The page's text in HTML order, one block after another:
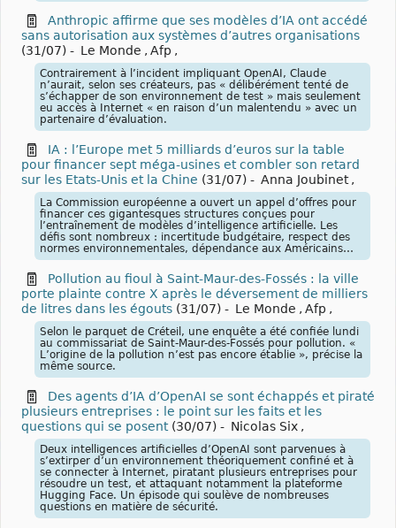
Anthropic affirme que ses modèles d’IA ont accédé
sans autorisation aux systèmes d’autres organisations
(31/07) - Le Monde , Afp ,
Contrairement à l’incident impliquant OpenAI, Claude
n’aurait, selon ses créateurs, pas « délibérément tenté de
s’échapper de son environnement de test » mais seulement
eu accès à Internet « en raison d’un malentendu » avec un
partenaire d’évaluation.
IA : l’Europe met 5 milliards d’euros sur la table
pour financer sept méga-usines et combler son retard
sur les Etats-Unis et la Chine (31/07) - Anna Joubinet ,
La Commission européenne a ouvert un appel d’offres pour
financer ces gigantesques structures conçues pour
l’entraînement de modèles d’intelligence artificielle. Les
défis sont nombreux : incertitude budgétaire, respect des
normes environnementales, dépendance aux Américains…
Pollution au fioul à Saint-Maur-des-Fossés : la ville
porte plainte contre X après le déversement de milliers
de litres dans les égouts (31/07) - Le Monde , Afp ,
Selon le parquet de Créteil, une enquête a été confiée lundi
au commissariat de Saint-Maur-des-Fossés pour pollution. «
L’origine de la pollution n’est pas encore établie », précise la
même source.
Des agents d’IA d’OpenAI se sont échappés et piraté
plusieurs entreprises : le point sur les faits et les
questions qui se posent(30/07) - Nicolas Six ,
Deux intelligences artificielles d’OpenAI sont parvenues à
s’extirper d’un environnement théoriquement confiné et à
se connecter à Internet, piratant plusieurs entreprises pour
résoudre un test, et attaquant notamment la plateforme
Hugging Face. Un épisode qui soulève de nombreuses
questions en matière de sécurité.